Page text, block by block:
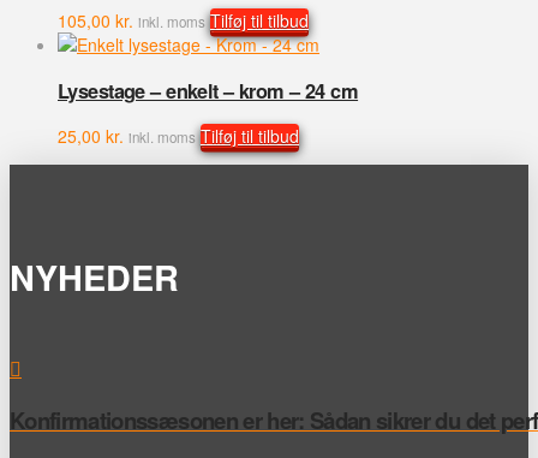
105,00 kr. inkl. moms Tilføj til tilbud
Lysestage – enkelt – krom – 24 cm
25,00 kr. inkl. moms Tilføj til tilbud
NYHEDER
Konfirmationssæsonen er her: Sådan sikrer du det